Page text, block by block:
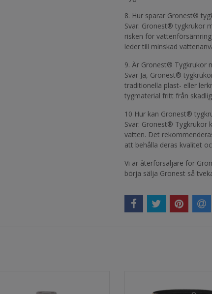
8. Hur sparar Gronest®
Svar: Gronest® tygkrukor
risken för
leder till minskad
9. Är Gronest® Tygkrukor
Svar Ja, Gronest®
traditionella plast- eller
tygmaterial fritt från
10 Hur kan Gronest®
Svar: Gronest® Tygkrukor
vatten. Det
att behålla deras kvalitet
Vi är återförsäljare för
börja sälja Gronest så